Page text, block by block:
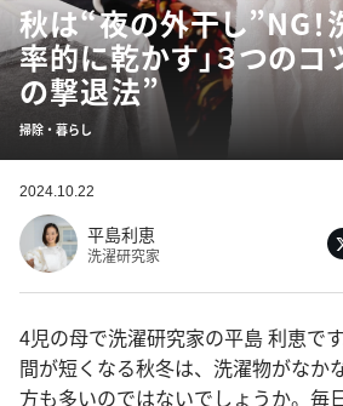
秋は“夜の外干し”NG！
率的に乾かす」３つの
の撃退法”
掃除・暮らし
2024.10.22
平島利恵
洗濯研究家
4児の母で洗濯研究家の平島 利恵で
間が短くなる秋冬は、洗濯物がなか
方も多いのではないでしょうか。毎